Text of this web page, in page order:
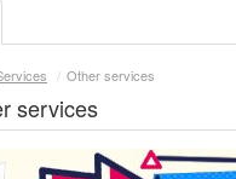
/ Other services
services